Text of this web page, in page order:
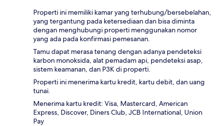
Properti ini memiliki kamar yang terhubung/bersebelahan,
yang tergantung pada ketersediaan dan bisa diminta
dengan menghubungi properti menggunakan nomor
yang ada pada konfirmasi pemesanan.
Tamu dapat merasa tenang dengan adanya pendeteksi
karbon monoksida, alat pemadam api, pendeteksi asap,
sistem keamanan, dan P3K di properti.
Properti ini menerima kartu kredit, kartu debit, dan uang
tunai.
Menerima kartu kredit: Visa, Mastercard, American
Express, Discover, Diners Club, JCB International, Union
Pay